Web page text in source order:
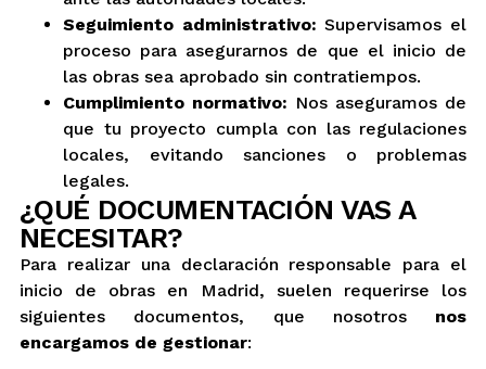
Seguimiento administrativo: Supervisamos el
proceso para asegurarnos de que el inicio de
las obras sea aprobado sin contratiempos.
Cumplimiento normativo: Nos aseguramos de
que tu proyecto cumpla con las regulaciones
locales, evitando sanciones o problemas
legales.
¿QUÉ DOCUMENTACIÓN VAS A
NECESITAR?
Para realizar una declaración responsable para el
inicio de obras en Madrid, suelen requerirse los
siguientes documentos, que nosotros nos
encargamos de gestionar: